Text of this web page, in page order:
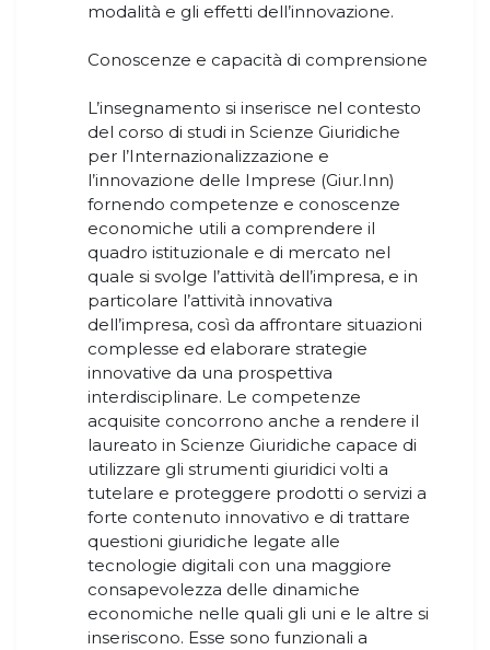
modalità e gli effetti dell’innovazione.
Conoscenze e capacità di comprensione
L’insegnamento si inserisce nel contesto
del corso di studi in Scienze Giuridiche
per l’Internazionalizzazione e
l’innovazione delle Imprese (Giur.Inn)
fornendo competenze e conoscenze
economiche utili a comprendere il
quadro istituzionale e di mercato nel
quale si svolge l’attività dell’impresa, e in
particolare l’attività innovativa
dell’impresa, così da affrontare situazioni
complesse ed elaborare strategie
innovative da una prospettiva
interdisciplinare. Le competenze
acquisite concorrono anche a rendere il
laureato in Scienze Giuridiche capace di
utilizzare gli strumenti giuridici volti a
tutelare e proteggere prodotti o servizi a
forte contenuto innovativo e di trattare
questioni giuridiche legate alle
tecnologie digitali con una maggiore
consapevolezza delle dinamiche
economiche nelle quali gli uni e le altre si
inseriscono. Esse sono funzionali a